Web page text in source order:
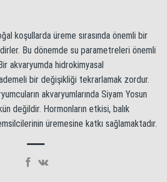
koşullarda üreme sırasında önemli bir
Bu dönemde su parametreleri önemli
akvaryumda hidrokimyasal
bir değişikliği tekrarlamak zordur.
akvaryumlarında Siyam Yosun
değildir. Hormonların etkisi, balık
üremesine katkı sağlamaktadır.